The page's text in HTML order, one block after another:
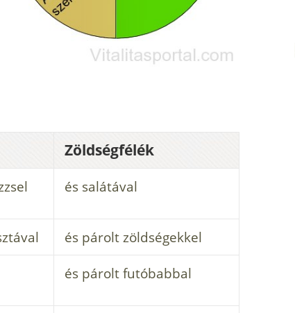
Zöldségfélék
és salátával
és párolt zöldségekkel
és párolt futóbabbal